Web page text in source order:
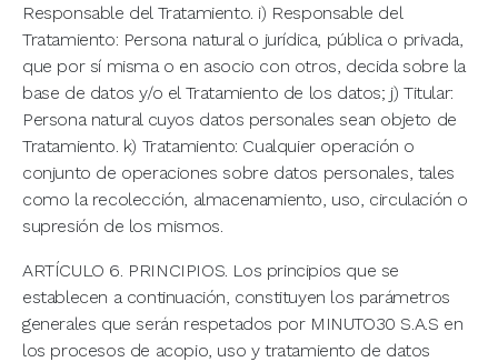
Responsable del Tratamiento. i) Responsable del
Tratamiento: Persona natural o jurídica, pública o privada,
que por sí misma o en asocio con otros, decida sobre la
base de datos y/o el Tratamiento de los datos; j) Titular:
Persona natural cuyos datos personales sean objeto de
Tratamiento. k) Tratamiento: Cualquier operación o
conjunto de operaciones sobre datos personales, tales
como la recolección, almacenamiento, uso, circulación o
supresión de los mismos.
ARTÍCULO 6. PRINCIPIOS. Los principios que se
establecen a continuación, constituyen los parámetros
generales que serán respetados por MINUTO30 S.A.S en
los procesos de acopio, uso y tratamiento de datos